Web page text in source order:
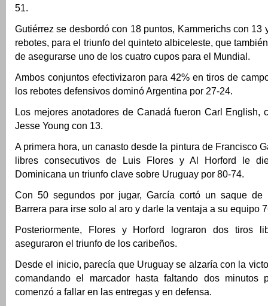
51.
Gutiérrez se desbordó con 18 puntos, Kammerichs con 13
rebotes, para el triunfo del quinteto albiceleste, que
de asegurarse uno de los cuatro cupos para el Mundial.
Ambos conjuntos efectivizaron para 42% en tiros de
los rebotes defensivos dominó Argentina por 27-24.
Los mejores anotadores de Canadá fueron Carl English,
Jesse Young con 13.
A primera hora, un canasto desde la pintura de Francisco
libres consecutivos de Luis Flores y Al Horford le
Dominicana un triunfo clave sobre Uruguay por 80-74.
Con 50 segundos por jugar, García cortó un saque de
Barrera para irse solo al aro y darle la ventaja a su equipo
Posteriormente, Flores y Horford lograron dos tiros
aseguraron el triunfo de los caribeños.
Desde el inicio, parecía que Uruguay se alzaría con la
comandando el marcador hasta faltando dos minutos
comenzó a fallar en las entregas y en defensa.